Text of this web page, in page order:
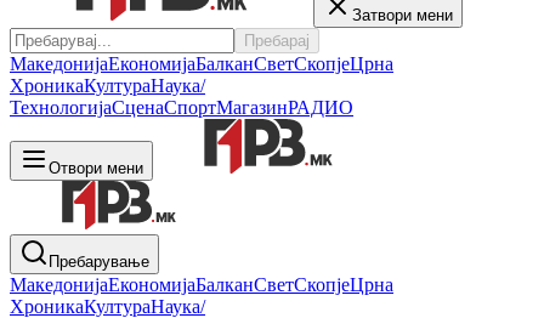
Затвори мени
Пребарај
МакедонијаЕкономијаБалканСветСкопјеЦрна
ХроникаКултураНаука/
ТехнологијаСценаСпортМагазинРАДИО
Отвори мени
Пребарување
МакедонијаЕкономијаБалканСветСкопјеЦрна
ХроникаКултураНаука/